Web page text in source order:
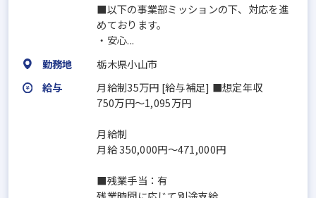
■以下の事業部ミッションの下、対応を進
めております。
・安心...
勤務地
栃木県小山市
給与
月給制35万円 [給与補足] ■想定年収
750万円～1,095万円
月給制
月給 350,000円～471,000円
■残業手当：有